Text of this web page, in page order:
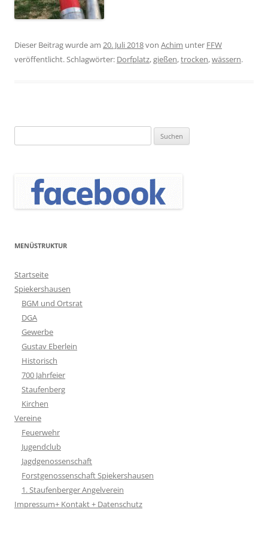
Dieser Beitrag wurde am 20. Juli 2018von Achim unter FFW
veröffentlicht. Schlagwörter: Dorfplatz,gießen,trocken,wässern.
nach:
MENÜSTRUKTUR
Startseite
Spiekershausen
BGM und Ortsrat
DGA
Gewerbe
Gustav Eberlein
Historisch
700 Jahrfeier
Staufenberg
Kirchen
Vereine
Feuerwehr
Jugendclub
Jagdgenossenschaft
Forstgenossenschaft Spiekershausen
1. Staufenberger Angelverein
Impressum+ Kontakt + Datenschutz